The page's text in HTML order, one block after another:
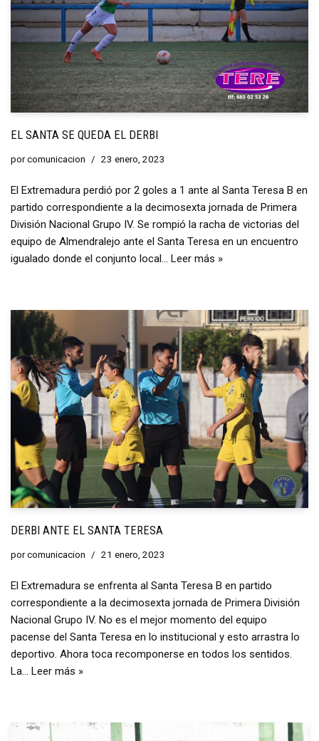
EL SANTA SE QUEDA EL DERBI
porcomunicacion 23 enero, 2023
El Extremadura perdió por 2 goles a 1 ante al Santa Teresa B en
partido correspondiente a la decimosexta jornada de Primera
División Nacional Grupo IV. Se rompió la racha de victorias del
equipo de Almendralejo ante el Santa Teresa en un encuentro
igualado donde el conjunto local… Leer más »
DERBI ANTE EL SANTA TERESA
porcomunicacion 21 enero, 2023
El Extremadura se enfrenta al Santa Teresa B en partido
correspondiente a la decimosexta jornada de Primera División
Nacional Grupo IV. No es el mejor momento del equipo
pacense del Santa Teresa en lo institucional y esto arrastra lo
deportivo. Ahora toca recomponerse en todos los sentidos.
La… Leer más »